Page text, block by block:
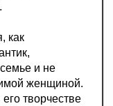
как
и не
женщиной.
творчестве